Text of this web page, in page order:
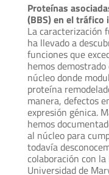
Proteínas
(BBS) en el tráfico
La caracterización
ha llevado a
funciones que
hemos
núcleo donde
proteína
manera, defectos
expresión génica.
hemos
al núcleo para
todavía
colaboración con
Universidad de